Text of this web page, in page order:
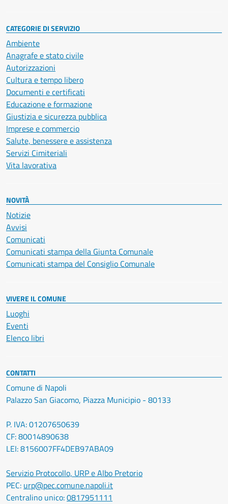
CATEGORIE DI SERVIZIO
Ambiente
Anagrafe e stato civile
Autorizzazioni
Cultura e tempo libero
Documenti e certificati
Educazione e formazione
Giustizia e sicurezza pubblica
Imprese e commercio
Salute, benessere e assistenza
Servizi Cimiteriali
Vita lavorativa
NOVITÀ
Notizie
Avvisi
Comunicati
Comunicati stampa della Giunta Comunale
Comunicati stampa del Consiglio Comunale
VIVERE IL COMUNE
Luoghi
Eventi
Elenco libri
CONTATTI
Comune di Napoli
Palazzo San Giacomo, Piazza Municipio - 80133
P. IVA: 01207650639
CF: 80014890638
LEI: 8156007FF4DEB97ABA09
Servizio Protocollo, URP e Albo Pretorio
PEC: urp@pec.comune.napoli.it
Centralino unico:0817951111